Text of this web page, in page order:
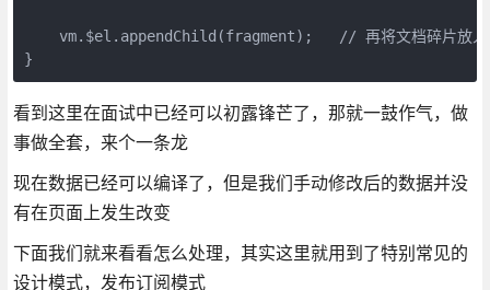
vm.$el.appendChild(fragment);   // 再将文档碎片放入
看到这里在面试中已经可以初露锋芒了，那就一鼓作气，做
事做全套，来个一条龙
现在数据已经可以编译了，但是我们手动修改后的数据并没
有在页面上发生改变
下面我们就来看看怎么处理，其实这里就用到了特别常见的
设计模式，发布订阅模式